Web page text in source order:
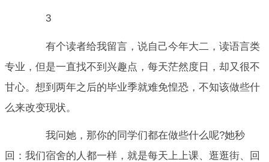
3
有个读者给我留言，说自己今年大二，读语言类
专业，但是一直找不到兴趣点，每天茫然度日，却又很不
甘心。想到两年之后的毕业季就难免惶恐，不知该做些什
么来改变现状。
我问她，那你的同学们都在做些什么呢?她秒
回：我们宿舍的人都一样，就是每天上上课、逛逛街、回